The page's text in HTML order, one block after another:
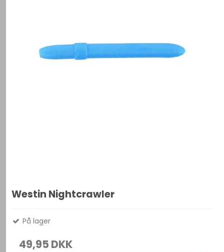
Westin Nightcrawler
På lager
49,95 DKK